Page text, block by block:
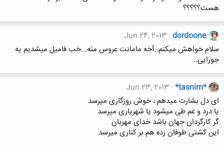
هست؟؟؟؟؟
dordoone
Jun 24, 2013
سلام خواهش میکنم..آخه مامانت عروس منه...خب فامیل میشدیم یه
جورایی..
*tasnim*
Jun 23, 2013
ای دل بشارت میدهم ، خوش روزگاری میرسد
یا درد و غم طی میشود یا شهریاری میرسد
گر کارگردان جهان باشد خدای مهربان
این کشتی طوفان زده هم بر کناری میرسد